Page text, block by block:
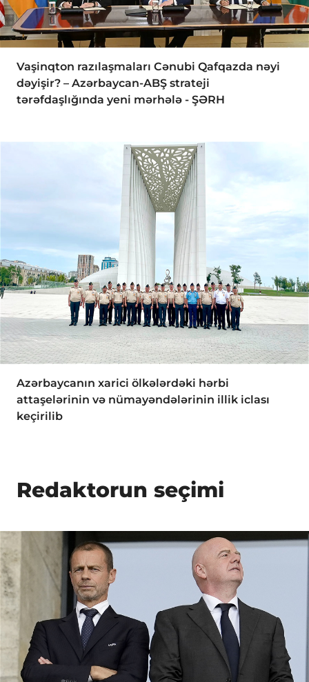
Vaşinqton razılaşmaları Cənubi Qafqazda nəyi
dəyişir? – Azərbaycan-ABŞ strateji
tərəfdaşlığında yeni mərhələ - ŞƏRH
Azərbaycanın xarici ölkələrdəki hərbi
attaşelərinin və nümayəndələrinin illik iclası
keçirilib
Redaktorun seçimi